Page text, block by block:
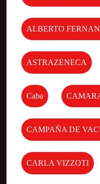
ALBERTO
ASTRAZENECA
Caba
CAMPAÑA DE
CARLA VIZZOTI